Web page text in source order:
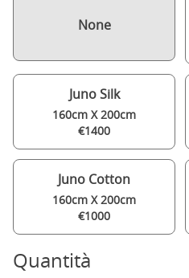
None
Juno Silk
160cm X 200cm
€1400
Juno Cotton
160cm X 200cm
€1000
Quantità